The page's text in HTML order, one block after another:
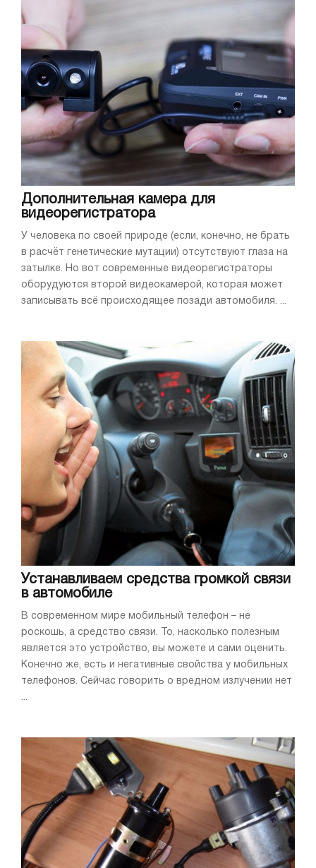
Дополнительная камера для
видеорегистратора
У человека по своей природе (если, конечно, не брать
в расчёт генетические мутации) отсутствуют глаза на
затылке. Но вот современные видеорегистраторы
оборудуются второй видеокамерой, которая может
записывать всё происходящее позади автомобиля. ...
Устанавливаем средства громкой связи
в автомобиле
В современном мире мобильный телефон – не
роскошь, а средство связи. То, насколько полезным
является это устройство, вы можете и сами оценить.
Конечно же, есть и негативные свойства у мобильных
телефонов. Сейчас говорить о вредном излучении нет
...